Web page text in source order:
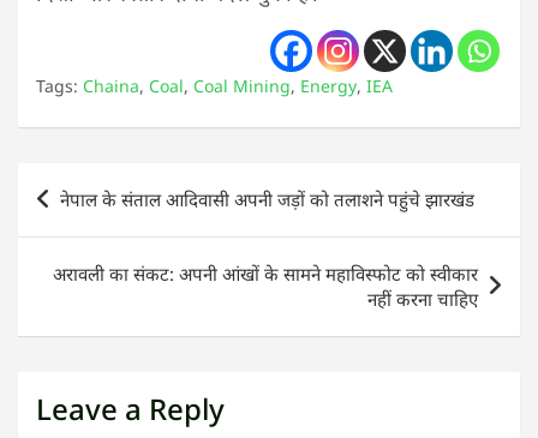
Tags: Chaina, Coal, Coal Mining, Energy, IEA
Post
navigation
नेपाल के संताल आदिवासी अपनी जड़ों को तलाशने पहुंचे झारखंड
अरावली का संकट: अपनी आंखों के सामने महाविस्फोट को स्वीकार
नहीं करना चाहिए
Leave a Reply